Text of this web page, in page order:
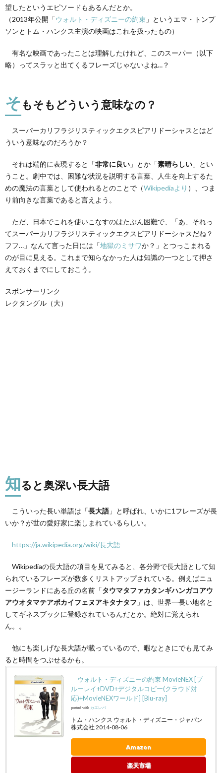
望したというエピソードもあるんだとか。
（2013年公開「ウォルト・ディズニーの約束 」というエマ・トンプ
ソンとトム・ハンクス主演の映画はこれを扱ったもの）
有名な映画であったことは理解したけれど、このスーパー（以下
略）ってスラッと出てくるフレーズじゃないよね…？
そ もそもどういう意味なの？
スーパーカリフラジリスティックエクスピアリドーシャスとはど
ういう意味なのだろうか？
それは端的に表現すると「非常に良い 」とか「素晴らしい 」とい
うこと。劇中では、困難な状況を説明する言葉、人生を向上するた
めの魔法の言葉として使われるとのことで（Wikipediaより ）、つま
り前向きな言葉であると言えよう。
ただ、日本でこれを使いこなすのはたぶん困難で、「あ、それっ
てスーパーカリフラジリスティックエクスピアリドーシャスだね？
フフ…」なんて言った日には「地獄のミサワか？」とつっこまれる
のが目に見える。これまで知らなかった人は知識の一つとして押さ
えておくまでにしておこう。
スポンサーリンク
レクタングル（大）
知ると奥深い長大語
こういった長い単語は「長大語 」と呼ばれ、いかに1フレーズが長
いか？が世の愛好家に楽しまれているらしい。
https://ja.wikipedia.org/wiki/長大語
Wikipediaの長大語の項目を見てみると、各分野で長大語として知
られているフレーズが数多くリストアップされている。例えばニュ
ージーランドにある丘の名前「タウマタファカタンギハンガコアウ
アウオタマテアポカイフェヌアキタナタフ 」は、世界一長い地名と
してギネスブックに登録されているんだとか。絶対に覚えられ
ん。。
他にも楽しげな長大語が載っているので、暇なときにでも見てみ
ると時間をつぶせるかも。
ウォルト・ディズニーの約束 MovieNEX [ブ
ルーレイ+DVD+デジタルコピー(クラウド対
応)+MovieNEXワールド] [Blu-ray]
posted with カエレバ
トム・ハンクス ウォルト・ディズニー・ジャパン
株式会社 2014-08-06
Amazon
楽天市場